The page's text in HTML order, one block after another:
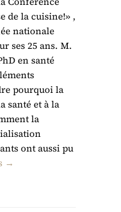
de la cuisine!» ,
nationale
ses 25 ans. M.
en santé
pourquoi la
santé et à la
la
ont aussi pu
→